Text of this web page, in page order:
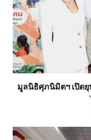
มูลนิธิศุภนิมิตฯ เปิด